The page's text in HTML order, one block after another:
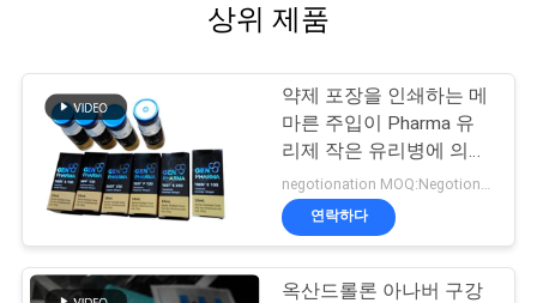
상위 제품
약제 포장을 인쇄하는 메
마른 주입이 Pharma 유
리제 작은 유리병에 의하
여 레테르를 붙입니다
연락하다
옥산드롤론 아나버 구강